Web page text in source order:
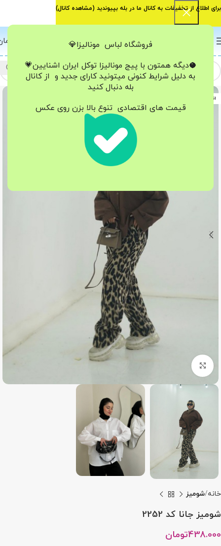
فروشگاه لباس مونالیزا💎
🥥دیگه همتون با پیج مونالیزا تو‌کل ایران اشنایین💗
به دلیل شرایط کنونی میتونید کارای جدید و از کانال
بله دنبال کنید
قیمت های اقتصادی تنوع بالا بزن روی عکس
اتمام موجودی
بزرگنمایی تصویر
خانه شومیز
شومیز جانا کد 2252
438.000تومان
برای اطلاع از تخفیفات به کانال ما در بله بپیوندید (مشاهده کانال)